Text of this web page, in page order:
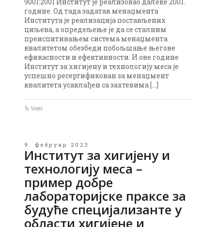
године. Од тада задатак менаџмента
Института је реализација постављених
циљева, а опредељење је да се сталним
преиспитивањем система менаџмента
квалитетом обезбеди побољшање његове
ефикасности и ефективности. И ове године
Институт за хигијену и технологију меса је
успешно ресертификован за менаџмент
квалитета усаклађен са захтевима […]
Vesti
9. фебруар 2023.
Институт за хигијену и
технологију меса –
пример добре
лабораторијске праксе за
будуће специјализанте у
области хигијене и